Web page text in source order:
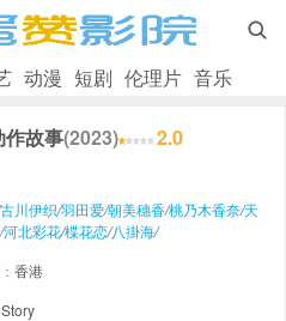

动漫 短剧 伦理片 音乐
作故事(2023) 2.0
古川伊织/羽田爱/朝美穗香/桃乃木香奈/天
/河北彩花/楪花恋/八掛海/
香港